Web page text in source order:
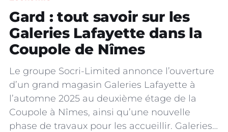
Gard : tout savoir sur les
Galeries Lafayette dans la
Coupole de Nîmes
Le groupe Socri-Limited annonce l’ouverture
d’un grand magasin Galeries Lafayette à
l’automne 2025 au deuxième étage de la
Coupole à Nîmes, ainsi qu’une nouvelle
phase de travaux pour les accueillir. Galeries…